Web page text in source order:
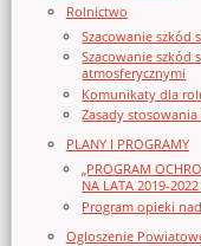
Rolnictwo
Szacowanie szkód
Szacowanie szkód
atmosferycznymi
Komunikaty dla
Zasady
PLANY I PROGRAMY
„PROGRAM
NA LATA 2019-
Program opieki
Ogloszenie